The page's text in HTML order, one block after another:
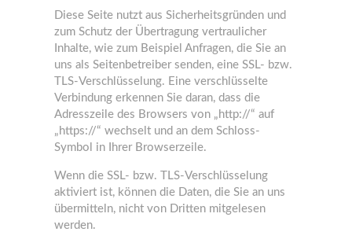
Diese Seite nutzt aus Sicherheitsgründen und
zum Schutz der Übertragung vertraulicher
Inhalte, wie zum Beispiel Anfragen, die Sie an
uns als Seitenbetreiber senden, eine SSL- bzw.
TLS-Verschlüsselung. Eine verschlüsselte
Verbindung erkennen Sie daran, dass die
Adresszeile des Browsers von „http://“ auf
„https://“ wechselt und an dem Schloss-
Symbol in Ihrer Browserzeile.
Wenn die SSL- bzw. TLS-Verschlüsselung
aktiviert ist, können die Daten, die Sie an uns
übermitteln, nicht von Dritten mitgelesen
werden.